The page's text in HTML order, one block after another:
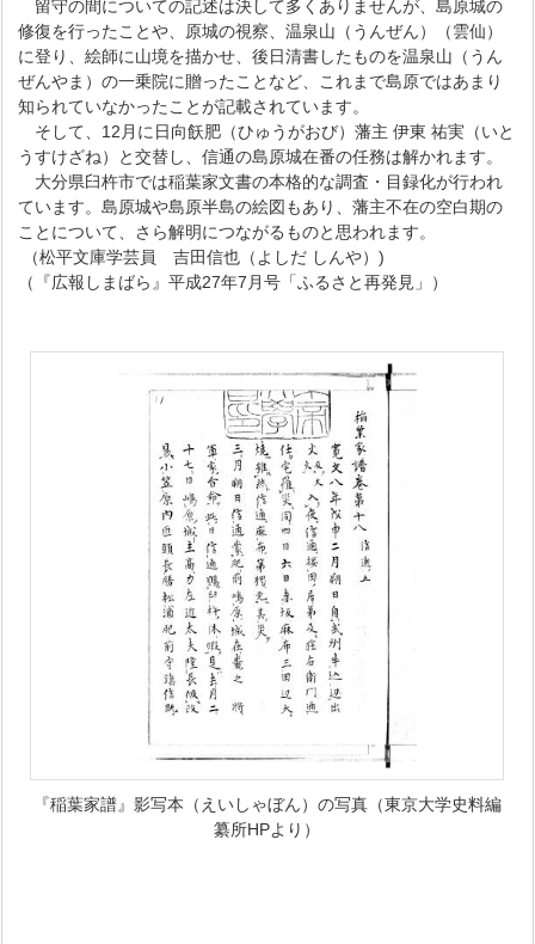
留守の間についての記述は決して多くありませんが、島原城の
修復を行ったことや、原城の視察、温泉山（うんぜん）（雲仙）
に登り、絵師に山境を描かせ、後日清書したものを温泉山（うん
ぜんやま）の一乗院に贈ったことなど、これまで島原ではあまり
知られていなかったことが記載されています。
そして、12月に日向飫肥（ひゅうがおび）藩主 伊東 祐実（いと
うすけざね）と交替し、信通の島原城在番の任務は解かれます。
大分県臼杵市では稲葉家文書の本格的な調査・目録化が行われ
ています。島原城や島原半島の絵図もあり、藩主不在の空白期の
ことについて、さら解明につながるものと思われます。
（松平文庫学芸員 吉田信也（よしだ しんや）)
（『広報しまばら』平成27年7月号「ふるさと再発見」）
『稲葉家譜』影写本（えいしゃぼん）の写真（東京大学史料編
纂所HPより）